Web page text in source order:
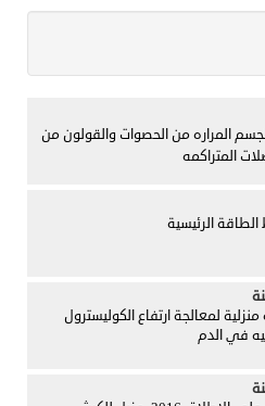
المراره من الحصوات والقولون من
المتراكمه
الرئيسية
لمعالجة ارتفاع الكوليسترول
في الدم